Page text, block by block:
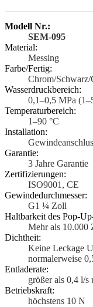
Modell Nr.:
SEM-095
Material:
Messing
Farbe/Fertig:
Chrom/
Wasserdruckbereich:
0,1–0,5 MPa
Temperaturbereich:
1–90 °C
Installation:
Garantie:
3 Jahre Garantie
Zertifizierungen:
ISO9001, CE
Gewindedurchmesser:
G1 ¼ Zoll
Haltbarkeit des Pop-
Mehr als 10.000
Dichtheit:
Keine Leckage
normalerweise
Entladerate:
größer als 0,4 l/s
Betriebskraft:
höchstens 10 N